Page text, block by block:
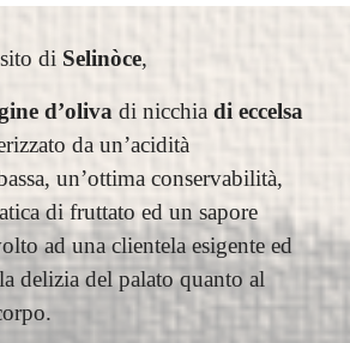
di Selinòce,
d’oliva di nicchia di eccelsa
da un’acidità
un’ottima conservabilità,
di fruttato ed un sapore
ad una clientela esigente ed
delizia del palato quanto al